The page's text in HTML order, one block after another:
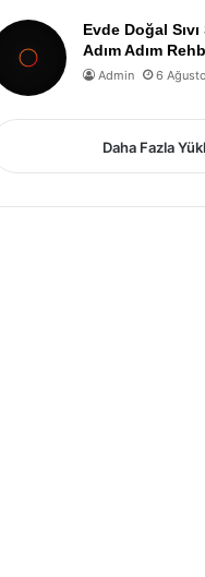
Evde Doğal Sıvı
Adım Adım
Admin 6
Daha Fazla